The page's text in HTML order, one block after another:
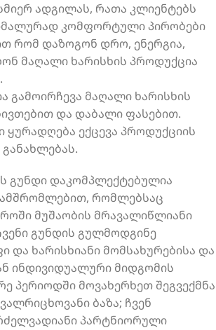
ადგილას, რათა კლიენტებს
კომფორტული პირობები
რომ დაზოგონ დრო, ენერგია,
მაღალი ხარისხის პროდუქცია
გამოირჩევა მაღალი ხარისხის
და დაბალი ფასებით.
ყურადღება ექცევა პროდუქციის
ს გუნდი დაკომპლექტებულია
რომლებსაც
მუშაობის მრავალიწლიანი
გუნდის გულმოდგინე
და ხარისხიანი მომსახურებისა და
ინდივიდუალური მიდგომის
პერიოდში მოვახერხეთ შეგვექმნა
ბაზა; ჩვენ
პარტნიორული